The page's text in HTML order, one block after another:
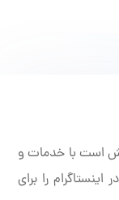
مداوم از سال 95 در تلاش است با خدمات و
را برای